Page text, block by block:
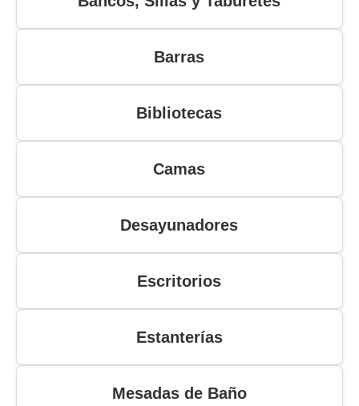
Barras
Bibliotecas
Camas
Desayunadores
Escritorios
Estanterías
Mesadas de Baño